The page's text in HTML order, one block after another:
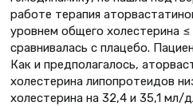
работе терапия
уровнем общего холестерина
сравнивалась с плацебо.
Как и предполагалось,
холестерина липопротеидов
холестерина на 32,4 и 35,1 мл/